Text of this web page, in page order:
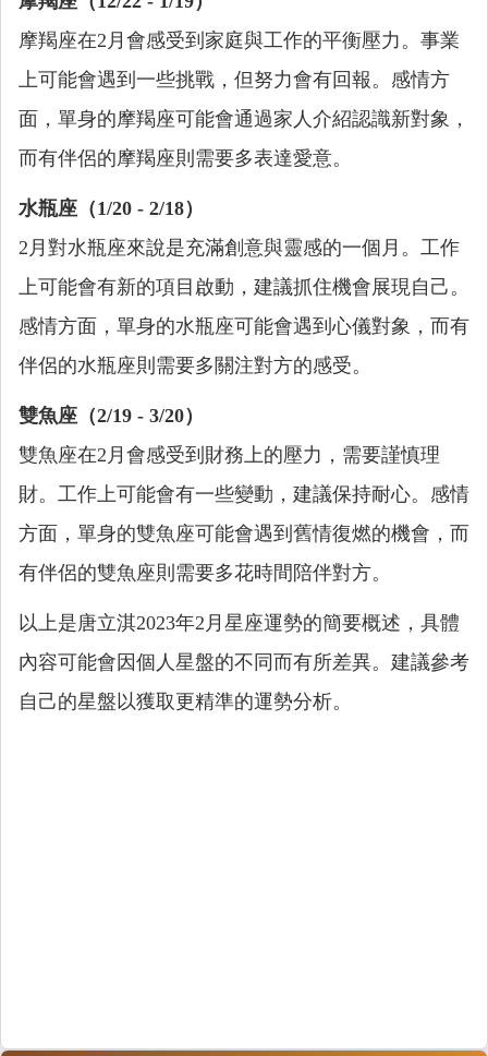
摩羯座在2月會感受到家庭與工作的平衡壓力。事業
上可能會遇到一些挑戰，但努力會有回報。感情方
面，單身的摩羯座可能會通過家人介紹認識新對象，
而有伴侶的摩羯座則需要多表達愛意。
水瓶座（1/20 - 2/18）
2月對水瓶座來說是充滿創意與靈感的一個月。工作
上可能會有新的項目啟動，建議抓住機會展現自己。
感情方面，單身的水瓶座可能會遇到心儀對象，而有
伴侶的水瓶座則需要多關注對方的感受。
雙魚座（2/19 - 3/20）
雙魚座在2月會感受到財務上的壓力，需要謹慎理
財。工作上可能會有一些變動，建議保持耐心。感情
方面，單身的雙魚座可能會遇到舊情復燃的機會，而
有伴侶的雙魚座則需要多花時間陪伴對方。
以上是唐立淇2023年2月星座運勢的簡要概述，具體
內容可能會因個人星盤的不同而有所差異。建議參考
自己的星盤以獲取更精準的運勢分析。